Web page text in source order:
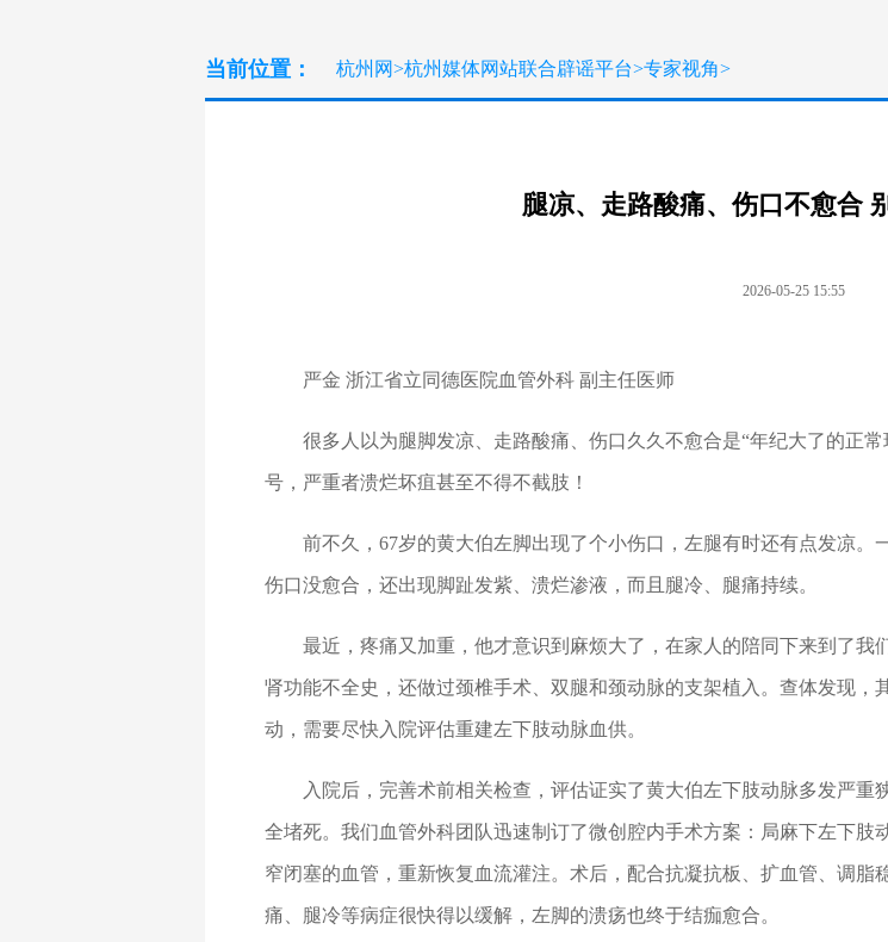
当前位置： 杭州网>杭州媒体网站联合辟谣平台>专家视角>
腿凉、走路酸痛、伤口不愈合
2026-05-25 15:55
严金 浙江省立同德医院血管外科 副主任医师
很多人以为腿脚发凉、走路酸痛、伤口久久不愈合是“年纪大了的正
号，严重者溃烂坏疽甚至不得不截肢！
前不久，67岁的黄大伯左脚出现了个小伤口，左腿有时还有点发凉。
伤口没愈合，还出现脚趾发紫、溃烂渗液，而且腿冷、腿痛持续。
最近，疼痛又加重，他才意识到麻烦大了，在家人的陪同下来到了
肾功能不全史，还做过颈椎手术、双腿和颈动脉的支架植入。查体发现
动，需要尽快入院评估重建左下肢动脉血供。
入院后，完善术前相关检查，评估证实了黄大伯左下肢动脉多发严
全堵死。我们血管外科团队迅速制订了微创腔内手术方案：局麻下左下
窄闭塞的血管，重新恢复血流灌注。术后，配合抗凝抗板、扩血管、调
痛、腿冷等病症很快得以缓解，左脚的溃疡也终于结痂愈合。